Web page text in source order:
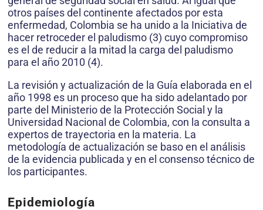
otros países del continente afectados por esta
enfermedad, Colombia se ha unido a la Iniciativa de
hacer retroceder el paludismo (3) cuyo compromiso
es el de reducir a la mitad la carga del paludismo
para el año 2010 (4).
La revisión y actualización de la Guía elaborada en el
año 1998 es un proceso que ha sido adelantado por
parte del Ministerio de la Protección Social y la
Universidad Nacional de Colombia, con la consulta a
expertos de trayectoria en la materia. La
metodología de actualización se baso en el análisis
de la evidencia publicada y en el consenso técnico de
los participantes.
Epidemiología